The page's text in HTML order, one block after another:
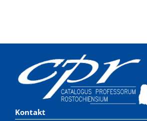
Kontakt